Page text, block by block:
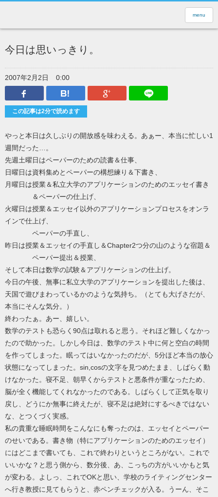
menu
今日は思いっきり。
2007年2月2日
0:00
Facebook
はてなブックマークGoogle Plus
この記事は2分で読めます
やっと本日は久しぶりの開放感を味わえる。あぁー、本当に忙しい1
週間だった…。
先週土曜日はペーパーのための読書＆仕事、
日曜日は資料集めとペーパーの構想練り＆下書き、
月曜日は授業＆私立大学のアプリケーションのためのエッセイ書き
＆ペーパーの仕上げ、
火曜日は授業＆エッセイ以外のアプリケーションプロセスをオンラ
インで仕上げ、
ペーパーの手直し、
昨日は授業＆エッセイの手直し＆Chapter2つ分の山のような宿題＆
ペーパー提出＆授業、
そして本日は数学の試験＆アプリケーションの仕上げ。
今日の午後、無事に私立大学のアプリケーションを提出した後は、
天国で遊びまわっているかのような気持ち。（とても大げさだが、
本当にそんな気分。）
終わったぁ。あー、嬉しい。
数学のテストも恐らく90点は取れると思う。それほど難しくなかっ
たので助かった。しかし今日は、数学のテスト中に何と空白の時間
を作ってしまった。眠ってはいなかったのだが、5分ほど本当の放心
状態になってしまった。sin,cosの文字を見つめたまま、しばらく動
けなかった。寝不足、朝早くからテストと悪条件が重なったため、
脳が全く機能してくれなかったのである。しばらくして正気を取り
戻し、どうにか無事に終えたが、寝不足は絶対にするべきではない
な、とつくづく実感。
私の貴重な睡眠時間をこんなにも奪ったのは、エッセイとペーパー
のせいである。書き物（特にアプリケーションのためのエッセイ）
にはどこまで書いても、これで終わりというところがない。これで
いいかな？と思う側から、数分後、あ、こっちの方がいいかもと気
が変わる。よしっ、これでOKと思い、学校のライティングセンター
へ行き教授に見てもらうと、赤ペンチェックが入る。うーん、そこ